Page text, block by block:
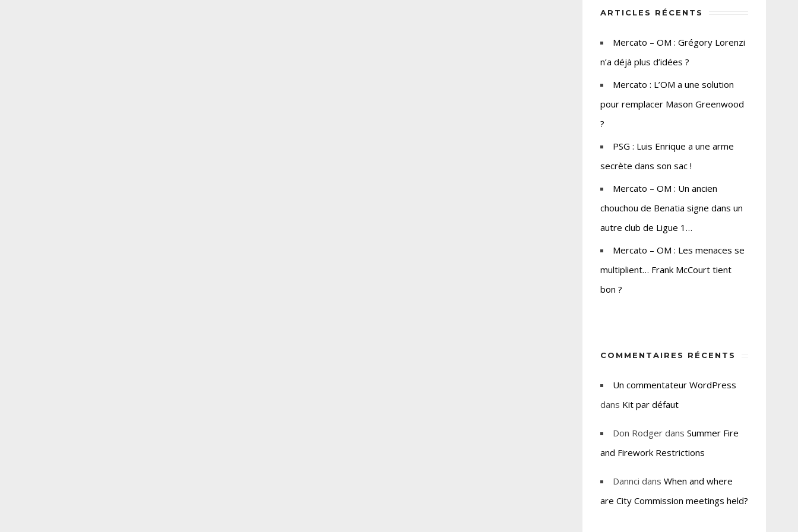
ARTICLES RÉCENTS
Mercato – OM : Grégory Lorenzi
n’a déjà plus d’idées ?
Mercato : L’OM a une solution
pour remplacer Mason Greenwood
?
PSG : Luis Enrique a une arme
secrète dans son sac !
Mercato – OM : Un ancien
chouchou de Benatia signe dans un
autre club de Ligue 1…
Mercato – OM : Les menaces se
multiplient… Frank McCourt tient
bon ?
COMMENTAIRES RÉCENTS
Un commentateur WordPress
dans Kit par défaut
Don Rodger dansSummer Fire
and Firework Restrictions
Dannci dansWhen and where
are City Commission meetings held?